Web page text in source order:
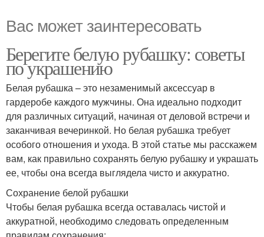
Вас может заинтересовать
Берегите белую рубашку: советы
по украшению
Белая рубашка – это незаменимый аксессуар в
гардеробе каждого мужчины. Она идеально подходит
для различных ситуаций, начиная от деловой встречи и
заканчивая вечеринкой. Но белая рубашка требует
особого отношения и ухода. В этой статье мы расскажем
вам, как правильно сохранять белую рубашку и украшать
ее, чтобы она всегда выглядела чисто и аккуратно.
Сохранение белой рубашки
Чтобы белая рубашка всегда оставалась чистой и
аккуратной, необходимо следовать определенным